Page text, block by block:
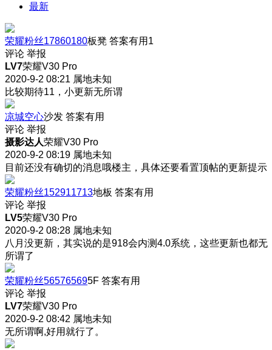
最新
荣耀粉丝17860180板凳 答案有用 1
评论 举报
LV7荣耀V30 Pro
2020-9-2 08:21 属地未知
比较期待11，小更新无所谓
凉城空心沙发 答案有用
评论 举报
摄影达人荣耀V30 Pro
2020-9-2 08:19 属地未知
目前还没有确切的消息哦楼主，具体还要看置顶帖的更新提示
荣耀粉丝152911713地板 答案有用
评论 举报
LV5荣耀V30 Pro
2020-9-2 08:28 属地未知
八月没更新，其实说的是918会内测4.0系统，这些更新也都无
所谓了
荣耀粉丝565765695F 答案有用
评论 举报
LV7荣耀V30 Pro
2020-9-2 08:42 属地未知
无所谓啊,好用就行了。